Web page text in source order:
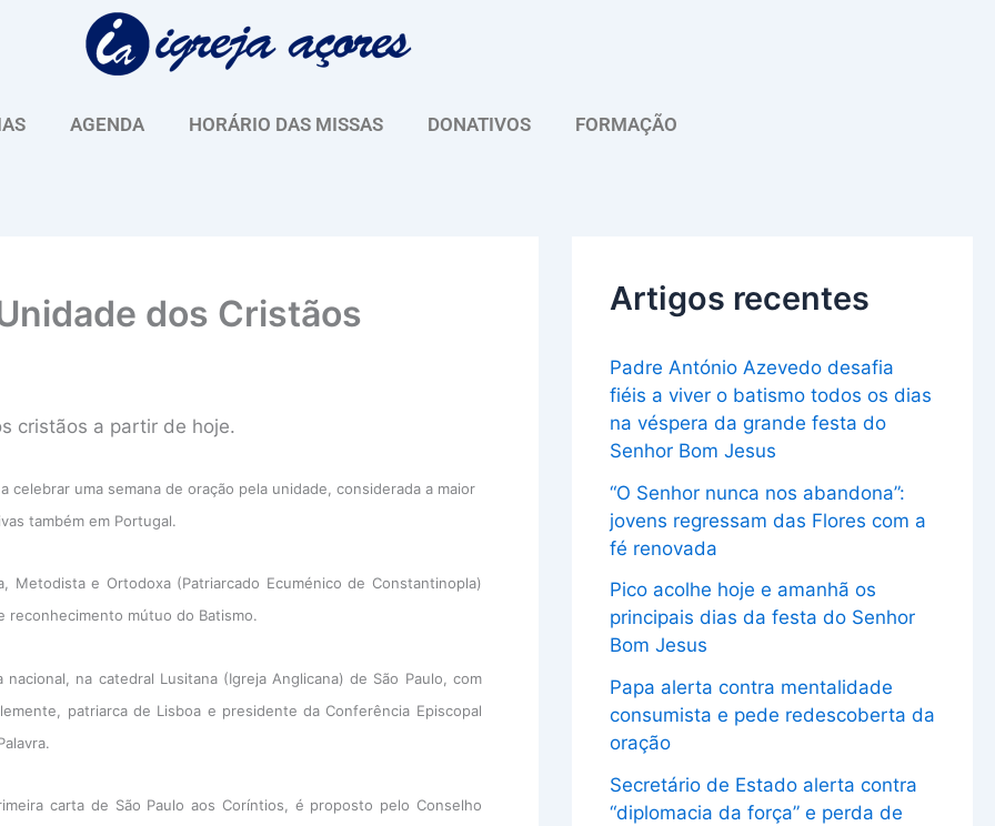
AGENDA HORÁRIO DAS MISSAS DONATIVOS FORMAÇÃO
dos Cristãos
cristãos a partir de hoje.
uma semana de oração pela unidade, considerada a maior
também em Portugal.
Metodista e Ortodoxa (Patriarcado Ecuménico de Constantinopla)
reconhecimento mútuo do Batismo.
na catedral Lusitana (Igreja Anglicana) de São Paulo, com
patriarca de Lisboa e presidente da Conferência Episcopal
carta de São Paulo aos Coríntios, é proposto pelo Conselho
Artigos recentes
Padre António Azevedo desafia
fiéis a viver o batismo todos os dias
na véspera da grande festa do
Senhor Bom Jesus
“O Senhor nunca nos abandona”:
jovens regressam das Flores com a
fé renovada
Pico acolhe hoje e amanhã os
principais dias da festa do Senhor
Bom Jesus
Papa alerta contra mentalidade
consumista e pede redescoberta da
oração
Secretário de Estado alerta contra
“diplomacia da força” e perda de
u